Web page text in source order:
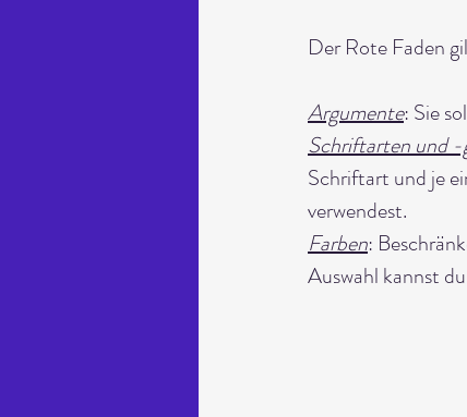
Der Rote Faden
Argumente: Sie
Schriftarten und
Schriftart und je
verwendest.
Farben:
Auswahl kannst